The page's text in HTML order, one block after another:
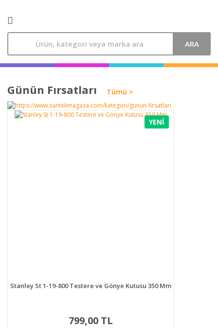
ARA
Günün Fırsatları Tümü >
YENİ
Stanley St 1-19-800 Testere ve Gönye Kutusu 350 Mm
799,00 TL